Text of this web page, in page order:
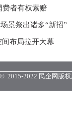
费者有权索赔
景祭出诸多“新招”
间布局拉开大幕
2015-2022 民企网版